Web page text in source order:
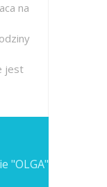
na
jest
"OLGA"